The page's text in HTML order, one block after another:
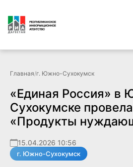
Главная/г. Южно-Сухокумск
«Единая Россия» в
Сухокумске
«Продукты
15.04.2026 10:56
г. Южно-Сухокумск